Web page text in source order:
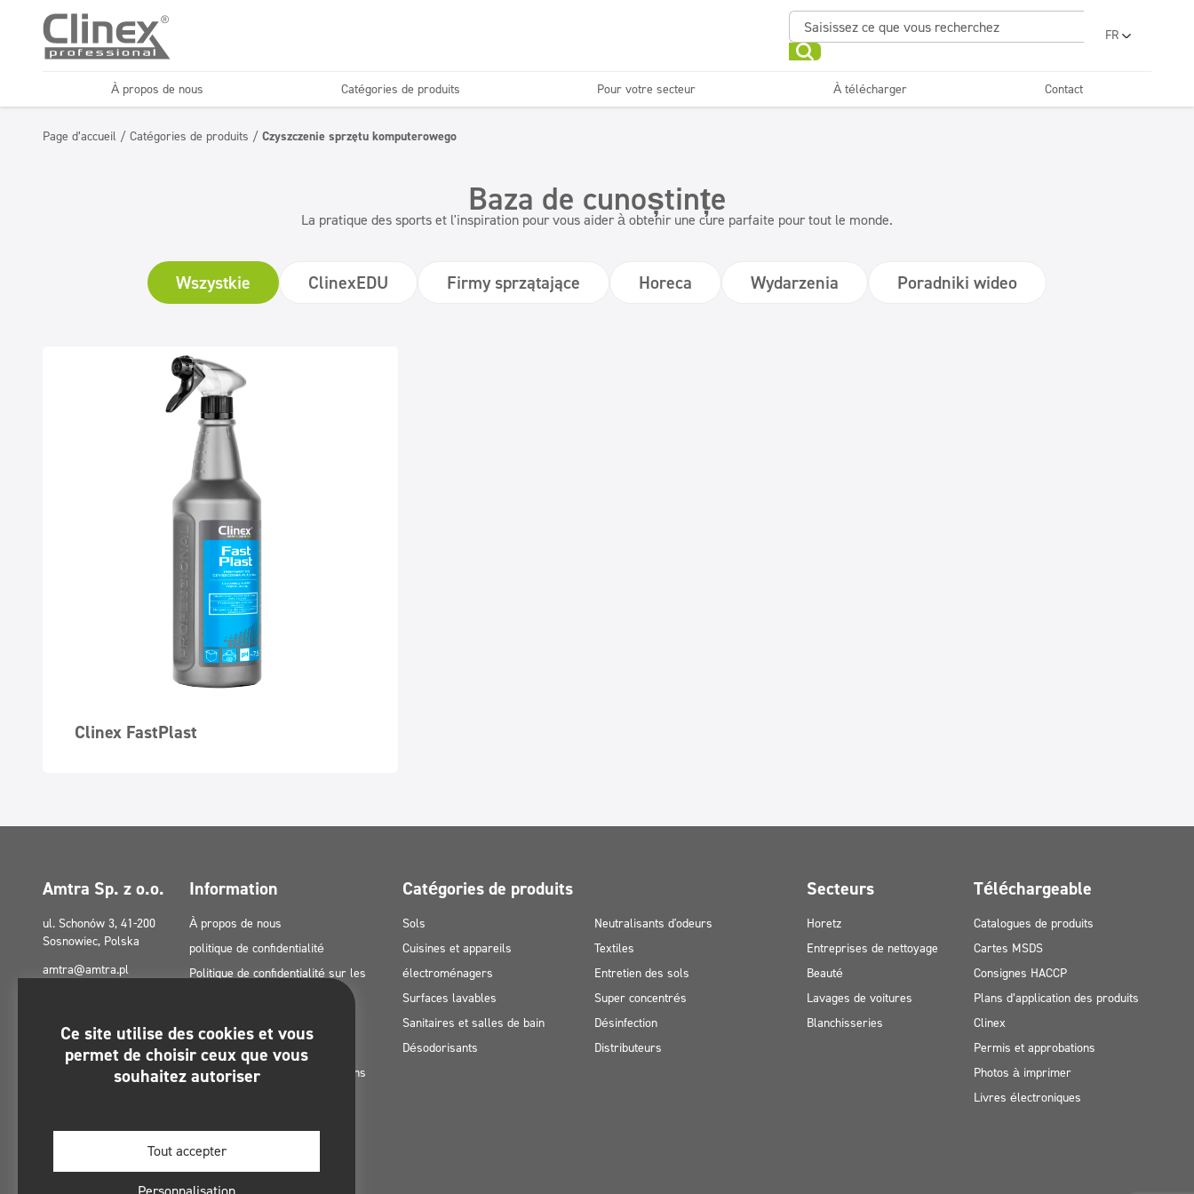
FR
UA
À propos de nous Catégories de produits
bain
Surfaces lavables Doseurs
Pour votre secteur
Lavages de voitures Entreprises de nettoyage
À télécharger Contact
Page d’accueil / Catégories de produits / Czyszczenie sprzętu komputerowego
Baza de cunoștințe
La pratique des sports et l'inspiration pour vous aider à obtenir une cure parfaite pour tout le monde.
Wszystkie ClinexEDU Firmy sprzątające Horeca Wydarzenia Poradniki wideo
Clinex FastPlast
Amtra Sp. z o.o.
ul. Schonów 3, 41-200
Sosnowiec, Polska
amtra@amtra.pl
Information
À propos de nous
politique de confidentialité
Politique de confidentialité sur les
Politique en matière de cookies
(UE)
Subventions des fonds européens
Regulamin konkursu -
#MultiCleanChallenge
Catégories de produits
Sols
Cuisines et appareils
électroménagers
Surfaces lavables
Sanitaires et salles de bain
Désodorisants
Neutralisants d'odeurs
Textiles
Entretien des sols
Super concentrés
Désinfection
Distributeurs
Secteurs
Horetz
Entreprises de nettoyage
Beauté
Lavages de voitures
Blanchisseries
Téléchargeable
Catalogues de produits
Cartes MSDS
Consignes HACCP
Plans d’application des produits
Clinex
Permis et approbations
Photos à imprimer
Livres électroniques
Ce site utilise des cookies et vous
permet de choisir ceux que vous
souhaitez autoriser
Tout accepter